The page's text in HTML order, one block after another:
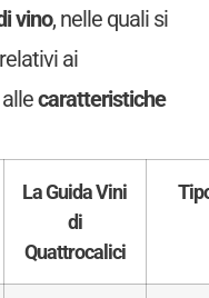
vino, nelle quali si
ai
caratteristiche
La Guida Vini
di
Quattrocalici